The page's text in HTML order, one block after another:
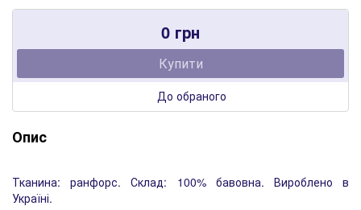
0 грн
Купити
До обраного
Опис
Тканина: ранфорс. Склад: 100% бавовна. Вироблено в
Україні.